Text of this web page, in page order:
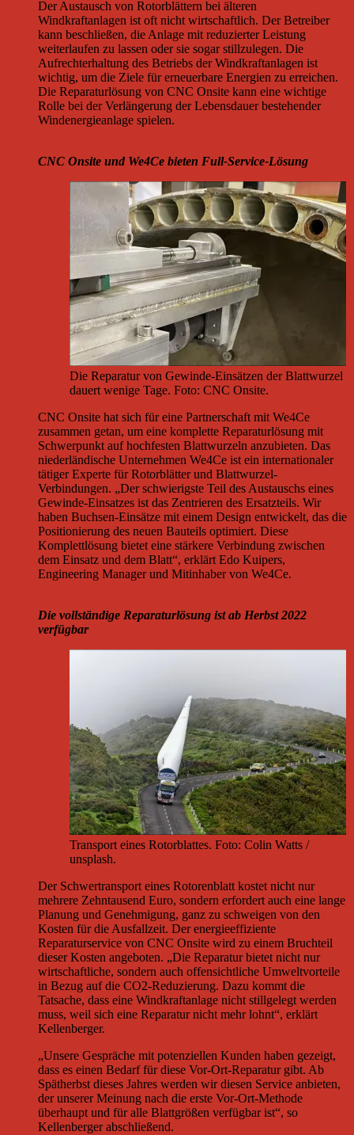
Der Austausch von Rotorblättern bei älteren
Windkraftanlagen ist oft nicht wirtschaftlich. Der Betreiber
kann beschließen, die Anlage mit reduzierter Leistung
weiterlaufen zu lassen oder sie sogar stillzulegen. Die
Aufrechterhaltung des Betriebs der Windkraftanlagen ist
wichtig, um die Ziele für erneuerbare Energien zu erreichen.
Die Reparaturlösung von CNC Onsite kann eine wichtige
Rolle bei der Verlängerung der Lebensdauer bestehender
Windenergieanlage spielen.
CNC Onsite und We4Ce bieten Full-Service-Lösung
Die Reparatur von Gewinde-Einsätzen der Blattwurzel
dauert wenige Tage. Foto: CNC Onsite.
CNC Onsite hat sich für eine Partnerschaft mit We4Ce
zusammen getan, um eine komplette Reparaturlösung mit
Schwerpunkt auf hochfesten Blattwurzeln anzubieten. Das
niederländische Unternehmen We4Ce ist ein internationaler
tätiger Experte für Rotorblätter und Blattwurzel-
Verbindungen. „Der schwierigste Teil des Austauschs eines
Gewinde-Einsatzes ist das Zentrieren des Ersatzteils. Wir
haben Buchsen-Einsätze mit einem Design entwickelt, das die
Positionierung des neuen Bauteils optimiert. Diese
Komplettlösung bietet eine stärkere Verbindung zwischen
dem Einsatz und dem Blatt“, erklärt Edo Kuipers,
Engineering Manager und Mitinhaber von We4Ce.
Die vollständige Reparaturlösung ist ab Herbst 2022
verfügbar
Transport eines Rotorblattes. Foto: Colin Watts /
unsplash.
Der Schwertransport eines Rotorenblatt kostet nicht nur
mehrere Zehntausend Euro, sondern erfordert auch eine lange
Planung und Genehmigung, ganz zu schweigen von den
Kosten für die Ausfallzeit. Der energieeffiziente
Reparaturservice von CNC Onsite wird zu einem Bruchteil
dieser Kosten angeboten. „Die Reparatur bietet nicht nur
wirtschaftliche, sondern auch offensichtliche Umweltvorteile
in Bezug auf die CO2-Reduzierung. Dazu kommt die
Tatsache, dass eine Windkraftanlage nicht stillgelegt werden
muss, weil sich eine Reparatur nicht mehr lohnt“, erklärt
Kellenberger.
„Unsere Gespräche mit potenziellen Kunden haben gezeigt,
dass es einen Bedarf für diese Vor-Ort-Reparatur gibt. Ab
Spätherbst dieses Jahres werden wir diesen Service anbieten,
der unserer Meinung nach die erste Vor-Ort-Methode
überhaupt und für alle Blattgrößen verfügbar ist“, so
Kellenberger abschließend.